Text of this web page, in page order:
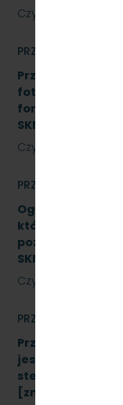
Czytaj dalej
PRZETARGI
Przetarg
fotowoltaicznej o
formule
SKMMU.086.45.22
Czytaj dalej
PRZETARGI
Ogłoszenie
którego
poziomu P4
SKMMU.086.46.22.
Czytaj dalej
PRZETARGI
Przetarg
jest
sterowania
[znak: